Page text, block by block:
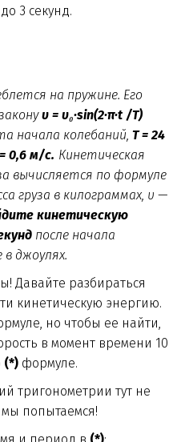
3 секунд.
на пружине. Его
υ = υ₀·sin(2·π·t /T)
начала колебаний, T = 24
0,6 м/с. Кинетическая
вычисляется по формуле
груза в килограммах, υ —
кинетическую
после начала
джоулях.
Давайте разбираться
кинетическую энергию.
но чтобы ее найти,
в момент времени 10
(*) формуле.
тригонометрии тут не
попытаемся!